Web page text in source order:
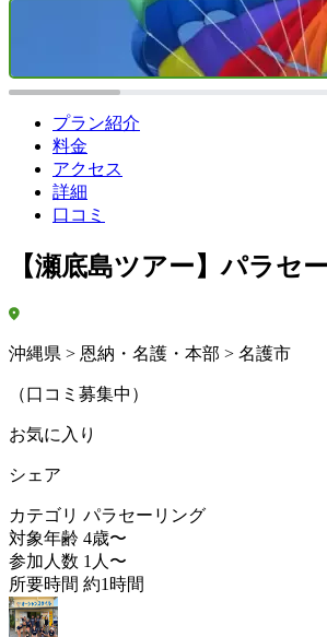
プラン紹介
料金
アクセス
詳細
口コミ
【瀬底島ツアー】パラセ
沖縄県 > 恩納・名護・本部 > 名護市
（口コミ募集中）
お気に入り
シェア
カテゴリ パラセーリング
対象年齢 4歳〜
参加人数 1人〜
所要時間 約1時間